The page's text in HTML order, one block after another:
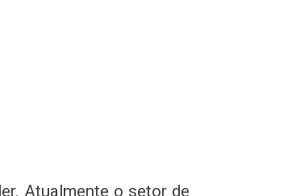
Atualmente o setor de